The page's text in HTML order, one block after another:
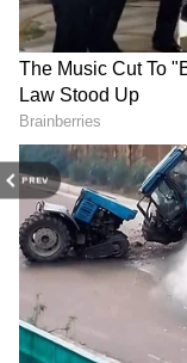
PREV
దుర్వినియోగం పెరిగే
అంతేకాకుండా
కూడా